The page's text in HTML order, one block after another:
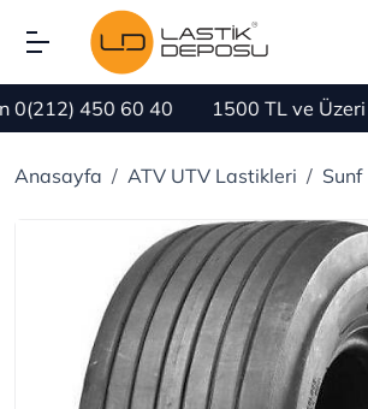
450 60 40 1500 TL ve Üzeri
Anasayfa ATV UTV Lastikleri Sunf